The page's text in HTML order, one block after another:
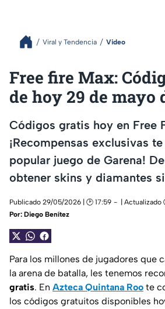
Viral y Tendencia Video
Free fire Max:
de hoy 29 de mayo
Códigos gratis hoy en Free
¡Recompensas exclusivas
popular juego de Garena!
obtener skins y diamantes
Publicado 29/05/2026 | 🕑 17:59
| Actualizado
Por: Diego Benítez
Para los millones de jugadores que
la arena de batalla, les tenemos
gratis. En Azteca Quintana Roo te
los códigos gratuitos disponibles